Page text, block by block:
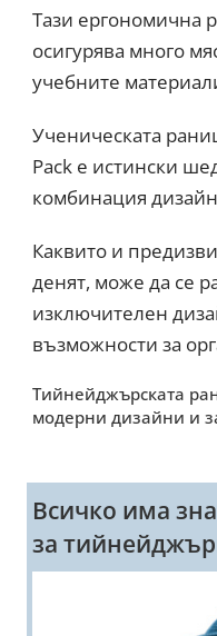
Тази ергономична
осигурява много
учебните
Ученическата
Pack е истински
комбинация
Каквито и
денят, може да се
изключителен
възможности за
Тийнейджърската
модерни дизайни и
Всичко има
за